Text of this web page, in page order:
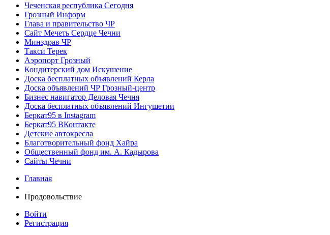
Чеченская республика Сегодня
Грозный Информ
Глава и правительство ЧР
Сайт Мечеть Сердце Чечни
Минздрав ЧР
Такси Терек
Аэропорт Грозный
Кондитерский дом Искушение
Доска бесплатных объявлений Керла
Доска объявлений ЧР Грозный-центр
Бизнес навигатор Деловая Чечня
Доска бесплатных объявлений Ингушетии
Беркат95 в Instagram
Беркат95 ВКонтакте
Детские автокресла
Благотворительный фонд Хайра
Общественный фонд им. А. Кадырова
Сайты Чечни
Главная
Продовольствие
Войти
Регистрация